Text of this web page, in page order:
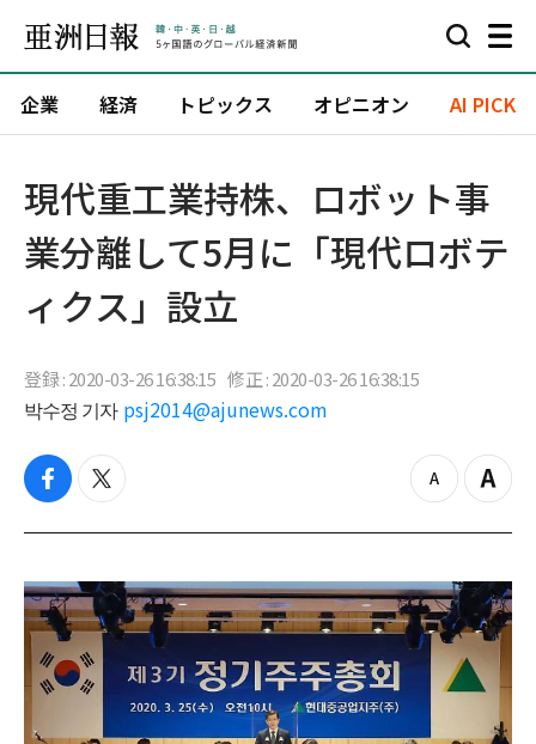
企業 経済 トピックス オピニオン AI PICK
現代重工業持株、ロボット事
業分離して5月に「現代ロボテ
ィクス」設立
登録 : 2020-03-26 16:38:15 修正 : 2020-03-26 16:38:15
박수정 기자 psj2014@ajunews.com
f
c
b
o
o
k
t
i
t
e
r
z
o
o
u
t
Z
o
i
n